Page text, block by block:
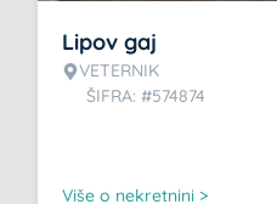
Lipov gaj
VETERNIK
ŠIFRA: #574874
Više o nekretnini >